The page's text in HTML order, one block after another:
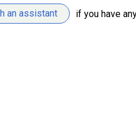
an assistant if you have